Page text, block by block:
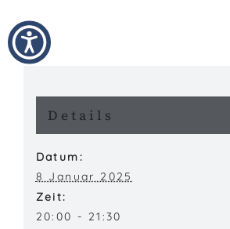
Details
Datum:
8 Januar 2025
Zeit:
20:00 - 21:30